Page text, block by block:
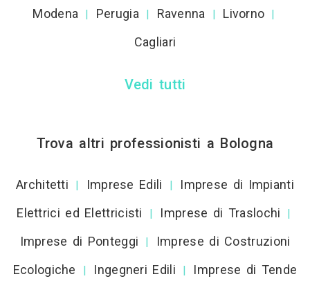
Modena | Perugia | Ravenna | Livorno |
Cagliari
Vedi tutti
Trova altri professionisti a Bologna
Architetti | Imprese Edili |
Imprese di Impianti
Elettrici ed Elettricisti
| Imprese di Traslochi |
Imprese di Ponteggi |
Imprese di Costruzioni
Ecologiche
| Ingegneri Edili |
Imprese di Tende